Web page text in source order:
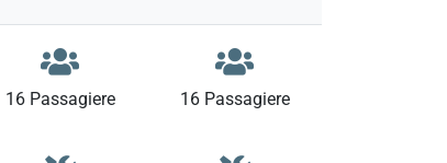
16 Passagiere 16 Passagiere